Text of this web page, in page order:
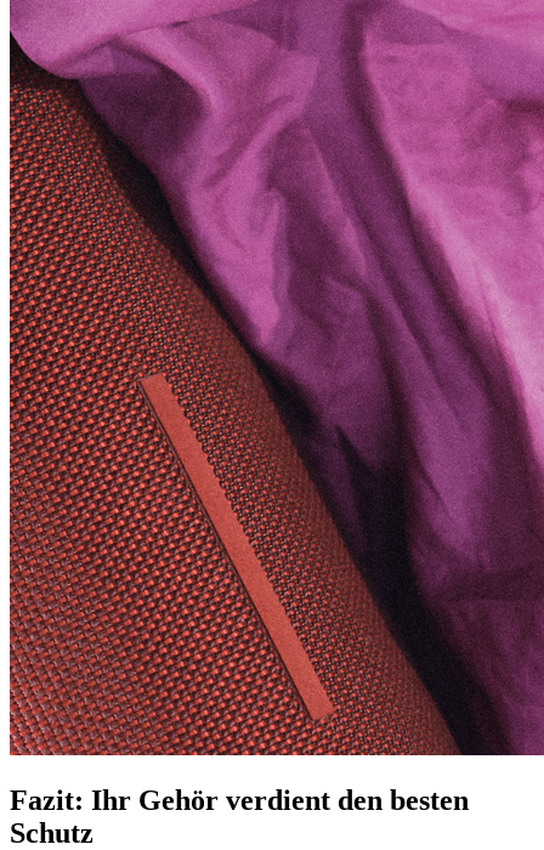
Fazit: Ihr Gehör verdient den besten
Schutz